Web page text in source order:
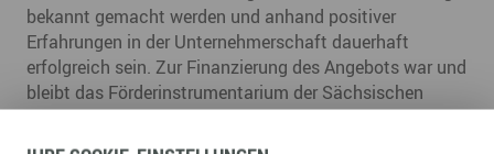
bekannt gemacht werden und anhand positiver
Erfahrungen in der Unternehmerschaft dauerhaft
erfolgreich sein. Zur Finanzierung des Angebots war und
bleibt das Förderinstrumentarium der Sächsischen
Fachkräfterichtlinie bedeutsam“, so Dr. Peggy Kreller,
Geschäftsführerin der Wirtschaftsförderung Erzgebirge